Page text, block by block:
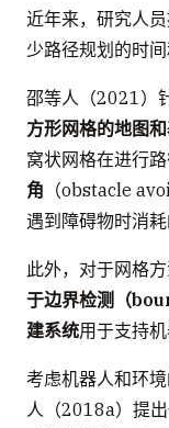
近年来，研究人
少路径规划的时
邵等人（2021）
方形网格的地图
窝状网格在进行
角 （obstacle
遇到障碍物时消耗
此外，对于网格
于边界检测（
建系统用于支持
考虑机器人和环
人（2018a）提